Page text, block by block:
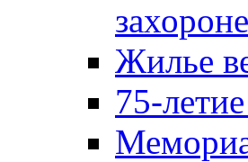
Жилье
75-